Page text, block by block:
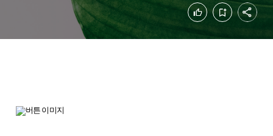
공유
좋아요 북마크